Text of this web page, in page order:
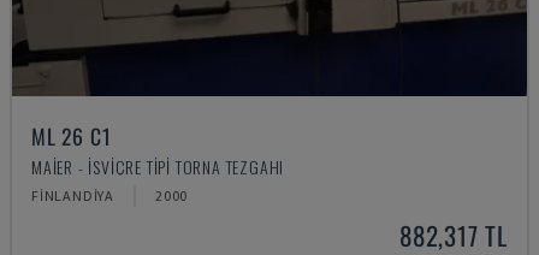
ML 26 C1
MAIER - İSVIÇRE TIPI TORNA TEZGAHI
FINLANDIYA 2000
882,317 TL